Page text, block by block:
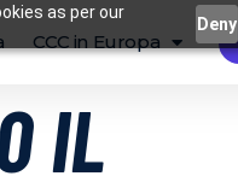
as per our
Deny
CCC in Europa
IL